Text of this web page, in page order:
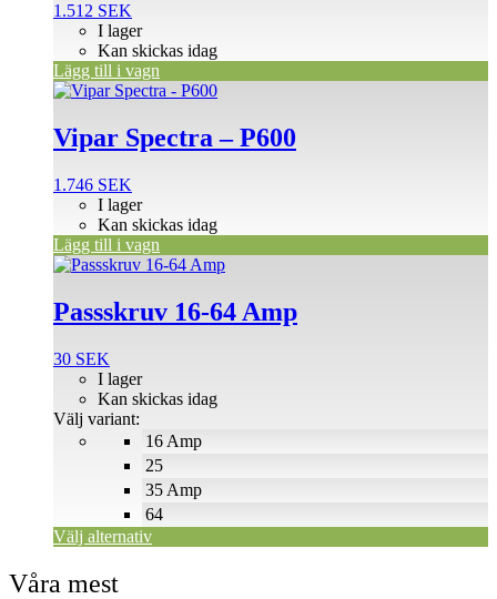
1.512 SEK
I lager
Kan skickas idag
Lägg till i vagn
Vipar Spectra – P600
1.746 SEK
I lager
Kan skickas idag
Lägg till i vagn
Passskruv 16-64 Amp
30 SEK
16 Amp
25
35 Amp
64
I lager
Kan skickas idag
Välj variant:
Välj alternativ
Den
produkten
har
varianter.
olika
alternativen
Våra mest